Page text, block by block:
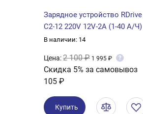
Зарядное устройство
C2-12 220V 12V-2A (1-40 А/Ч)
В наличии: 14
Цена:2 100 ₽ 1 995 ₽ ?
Скидка 5% за самовывоз
105 ₽
Купить